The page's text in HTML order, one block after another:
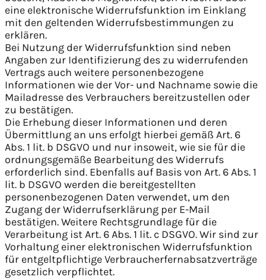
eine elektronische Widerrufsfunktion im Einklang
mit den geltenden Widerrufsbestimmungen zu
erklären.
Bei Nutzung der Widerrufsfunktion sind neben
Angaben zur Identifizierung des zu widerrufenden
Vertrags auch weitere personenbezogene
Informationen wie der Vor- und Nachname sowie die
Mailadresse des Verbrauchers bereitzustellen oder
zu bestätigen.
Die Erhebung dieser Informationen und deren
Übermittlung an uns erfolgt hierbei gemäß Art. 6
Abs. 1 lit. b DSGVO und nur insoweit, wie sie für die
ordnungsgemäße Bearbeitung des Widerrufs
erforderlich sind. Ebenfalls auf Basis von Art. 6 Abs. 1
lit. b DSGVO werden die bereitgestellten
personenbezogenen Daten verwendet, um den
Zugang der Widerrufserklärung per E-Mail
bestätigen. Weitere Rechtsgrundlage für die
Verarbeitung ist Art. 6 Abs. 1 lit. c DSGVO. Wir sind zur
Vorhaltung einer elektronischen Widerrufsfunktion
für entgeltpflichtige Verbraucherfernabsatzverträge
gesetzlich verpflichtet.